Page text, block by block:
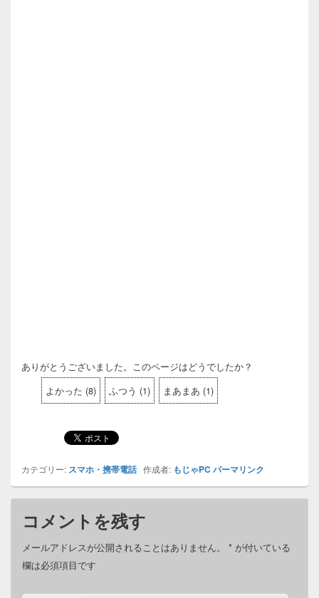
ありがとうございました。このページはどうでしたか？
よかった (8) ふつう (1) まあまあ (1)
カテゴリー: スマホ・携帯電話作成者: もじゃPC パーマリンク
コメントを残す
メールアドレスが公開されることはありません。 * が付いている
欄は必須項目です